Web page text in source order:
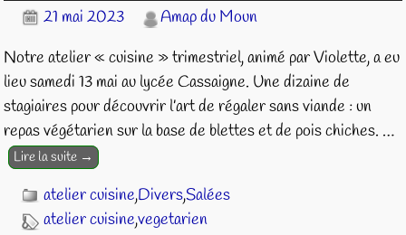
21 mai 2023
Amap du Moun
Notre atelier « cuisine » trimestriel, animé par Violette, a eu
lieu samedi 13 mai au lycée Cassaigne. Une dizaine de
stagiaires pour découvrir l’art de régaler sans viande : un
repas végétarien sur la base de blettes et de pois chiches. …
Lire la suite →
atelier cuisine,Divers,Salées
atelier cuisine,vegetarien